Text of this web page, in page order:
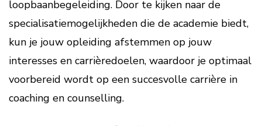
loopbaanbegeleiding. Door te kijken naar de
specialisatiemogelijkheden die de academie biedt,
kun je jouw opleiding afstemmen op jouw
interesses en carrièredoelen, waardoor je optimaal
voorbereid wordt op een succesvolle carrière in
coaching en counselling.